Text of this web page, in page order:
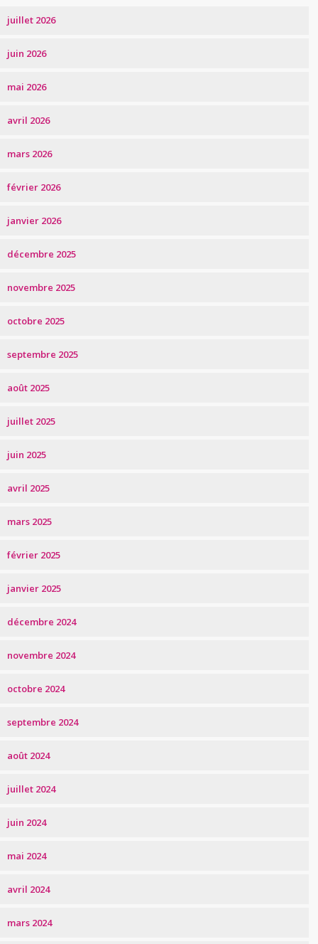
juillet 2026
juin 2026
mai 2026
avril 2026
mars 2026
février 2026
janvier 2026
décembre 2025
novembre 2025
octobre 2025
septembre 2025
août 2025
juillet 2025
juin 2025
avril 2025
mars 2025
février 2025
janvier 2025
décembre 2024
novembre 2024
octobre 2024
septembre 2024
août 2024
juillet 2024
juin 2024
mai 2024
avril 2024
mars 2024